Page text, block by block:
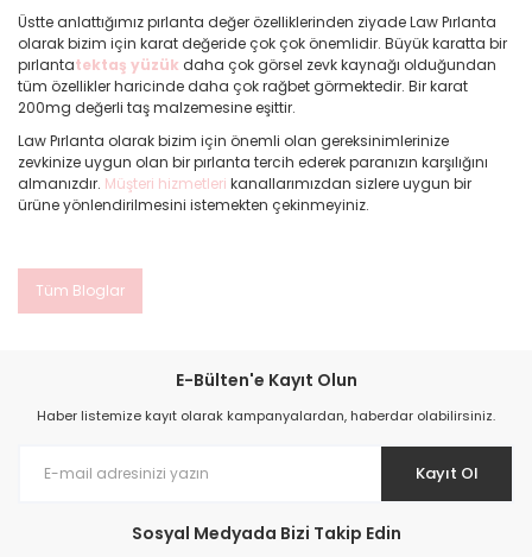
Üstte anlattığımız pırlanta değer özelliklerinden ziyade Law Pırlanta
olarak bizim için karat değeride çok çok önemlidir. Büyük karatta bir
pırlantatektaş yüzük daha çok görsel zevk kaynağı olduğundan
tüm özellikler haricinde daha çok rağbet görmektedir. Bir karat
200mg değerli taş malzemesine eşittir.
Law Pırlanta olarak bizim için önemli olan gereksinimlerinize
zevkinize uygun olan bir pırlanta tercih ederek paranızın karşılığını
almanızdır. Müşteri hizmetleri kanallarımızdan sizlere uygun bir
ürüne yönlendirilmesini istemekten çekinmeyiniz.
Tüm Bloglar
E-Bülten'e Kayıt Olun
Haber listemize kayıt olarak kampanyalardan, haberdar olabilirsiniz.
Kayıt Ol
Sosyal Medyada Bizi Takip Edin